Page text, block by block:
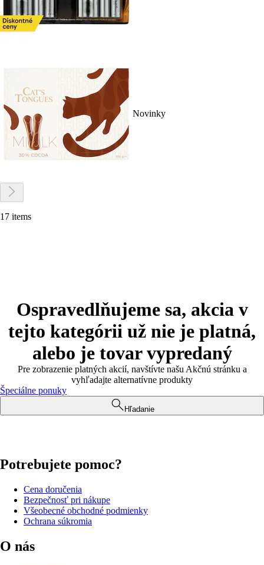
Novinky
17 items
Ospravedlňujeme sa, akcia v
tejto kategórii už nie je platná,
alebo je tovar vypredaný
Pre zobrazenie platných akcií, navštívte našu Akčnú stránku a
vyhľadajte alternatívne produkty
Špeciálne ponuky
Hľadanie
Potrebujete pomoc?
Cena doručenia
Bezpečnosť pri nákupe
Všeobecné obchodné podmienky
Ochrana súkromia
O nás